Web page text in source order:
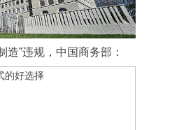
造”违规，中国商务部：